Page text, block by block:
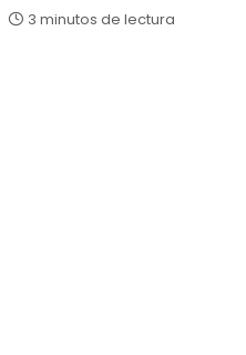
3 minutos de lectura